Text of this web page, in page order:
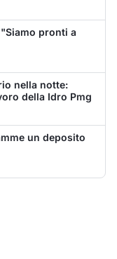
pronti a
nella notte:
della Idro Pmg
un deposito